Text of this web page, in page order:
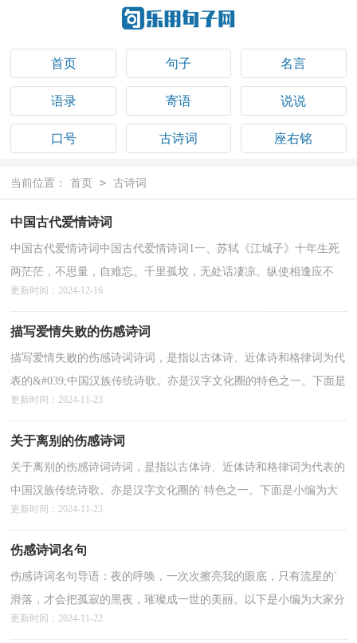
首页 句子 名言
语录 寄语 说说
口号 古诗词 座右铭
祝福语
当前位置： 首页 > 古诗词
中国古代爱情诗词
中国古代爱情诗词中国古代爱情诗词1一、苏轼《江城子》十年生死
两茫茫，不思量，自难忘。千里孤坟，无处话凄凉。纵使相逢应不
识，尘满面，鬓如霜。夜来幽梦忽还乡，小轩窗，正梳妆。相顾...
更新时间：2024-12-16
描写爱情失败的伤感诗词
描写爱情失败的伤感诗词诗词，是指以古体诗、近体诗和格律词为代
表的&#039;中国汉族传统诗歌。亦是汉字文化圈的特色之一。下面是
小编为大家整理的“描写爱情失败的伤感诗词”，仅供...
更新时间：2024-11-23
关于离别的伤感诗词
关于离别的伤感诗词诗词，是指以古体诗、近体诗和格律词为代表的
中国汉族传统诗歌。亦是汉字文化圈的`特色之一。下面是小编为大
家整理的“关于离别的伤感诗词”，仅供参考，欢迎...
更新时间：2024-11-23
伤感诗词名句
伤感诗词名句导语：夜的呼唤，一次次擦亮我的眼底，只有流星的`
滑落，才会把孤寂的黑夜，璀璨成一世的美丽。以下是小编为大家分
享的伤感诗词名句，欢迎借鉴！1、衣带渐宽终不悔，为伊消得人...
更新时间：2024-11-22